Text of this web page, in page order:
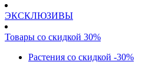
ЭКСКЛЮЗИВЫ
Товары со скидкой 30%
Растения со скидкой -30%